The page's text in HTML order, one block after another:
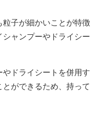
子が細かいことが特徴
ャンプーやドライシー
ドライシートを併用す
ができるため、持って